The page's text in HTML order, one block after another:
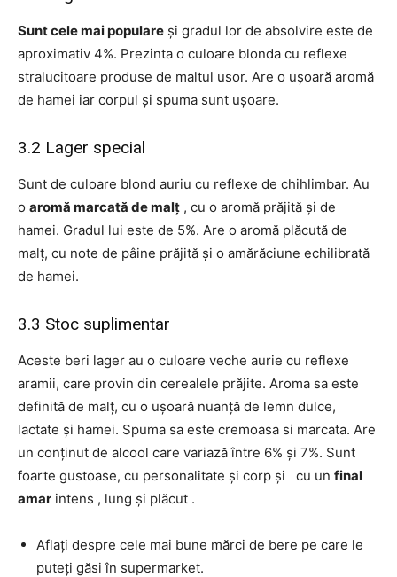
Sunt cele mai populare și gradul lor de absolvire este de
aproximativ 4%. Prezinta o culoare blonda cu reflexe
stralucitoare produse de maltul usor. Are o ușoară aromă
de hamei iar corpul și spuma sunt ușoare.
3.2 Lager special
Sunt de culoare blond auriu cu reflexe de chihlimbar. Au
o aromă marcată de malț , cu o aromă prăjită și de
hamei. Gradul lui este de 5%. Are o aromă plăcută de
malț, cu note de pâine prăjită și o amărăciune echilibrată
de hamei.
3.3 Stoc suplimentar
Aceste beri lager au o culoare veche aurie cu reflexe
aramii, care provin din cerealele prăjite. Aroma sa este
definită de malț, cu o ușoară nuanță de lemn dulce,
lactate și hamei. Spuma sa este cremoasa si marcata. Are
un conținut de alcool care variază între 6% și 7%. Sunt
foarte gustoase, cu personalitate și corp și cu un final
amar intens , lung și plăcut .
Aflați despre cele mai bune mărci de bere pe care le
puteți găsi în supermarket.